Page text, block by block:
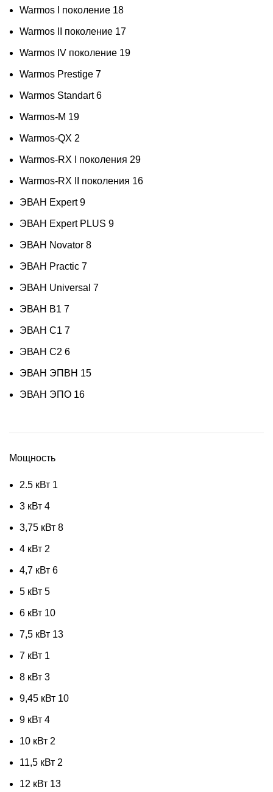
Warmos I поколение 18
Warmos II поколение 17
Warmos IV поколение 19
Warmos Prestige 7
Warmos Standart 6
Warmos-M 19
Warmos-QX 2
Warmos-RX I поколения 29
Warmos-RX II поколения 16
ЭВАН Expert 9
ЭВАН Expert PLUS 9
ЭВАН Novator 8
ЭВАН Practic 7
ЭВАН Universal 7
ЭВАН В1 7
ЭВАН С1 7
ЭВАН С2 6
ЭВАН ЭПВН 15
ЭВАН ЭПО 16
Мощность
2.5 кВт 1
3 кВт 4
3,75 кВт 8
4 кВт 2
4,7 кВт 6
5 кВт 5
6 кВт 10
7,5 кВт 13
7 кВт 1
8 кВт 3
9,45 кВт 10
9 кВт 4
10 кВт 2
11,5 кВт 2
12 кВт 13